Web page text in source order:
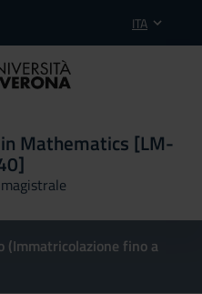
ITA
Mathematics [LM-
(Immatricolazione fino a